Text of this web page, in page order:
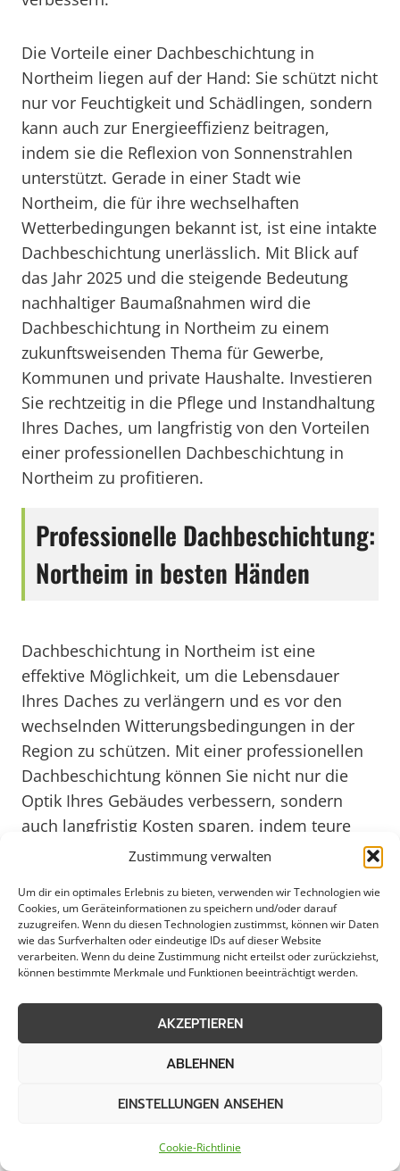
Zustimmung verwalten
Um dir ein optimales Erlebnis zu bieten, verwenden wir Technologien wie
Cookies, um Geräteinformationen zu speichern und/oder darauf
zuzugreifen. Wenn du diesen Technologien zustimmst, können wir Daten
wie das Surfverhalten oder eindeutige IDs auf dieser Website
verarbeiten. Wenn du deine Zustimmung nicht erteilst oder zurückziehst,
können bestimmte Merkmale und Funktionen beeinträchtigt werden.
AKZEPTIEREN
ABLEHNEN
EINSTELLUNGEN ANSEHEN
Cookie-Richtlinie
Die Vorteile einer Dachbeschichtung in
Northeim liegen auf der Hand: Sie schützt nicht
nur vor Feuchtigkeit und Schädlingen, sondern
kann auch zur Energieeffizienz beitragen,
indem sie die Reflexion von Sonnenstrahlen
unterstützt. Gerade in einer Stadt wie
Northeim, die für ihre wechselhaften
Wetterbedingungen bekannt ist, ist eine intakte
Dachbeschichtung unerlässlich. Mit Blick auf
das Jahr 2025 und die steigende Bedeutung
nachhaltiger Baumaßnahmen wird die
Dachbeschichtung in Northeim zu einem
zukunftsweisenden Thema für Gewerbe,
Kommunen und private Haushalte. Investieren
Sie rechtzeitig in die Pflege und Instandhaltung
Ihres Daches, um langfristig von den Vorteilen
einer professionellen Dachbeschichtung in
Northeim zu profitieren.
Professionelle Dachbeschichtung:
Northeim in besten Händen
Dachbeschichtung in Northeim ist eine
effektive Möglichkeit, um die Lebensdauer
Ihres Daches zu verlängern und es vor den
wechselnden Witterungsbedingungen in der
Region zu schützen. Mit einer professionellen
Dachbeschichtung können Sie nicht nur die
Optik Ihres Gebäudes verbessern, sondern
auch langfristig Kosten sparen, indem teure
Reparaturen vermieden werden. In Northeim,
einer charmanten Stadt mit historischem Flair,
ist es besonders wichtig, die Bausubstanz zu
erhalten und den Werterhalt von Immobilien
zu fördern.
Die Dachbeschichtung in Northeim wird von
erfahrenen Fachleuten durchgeführt, die sich
mit den spezifischen Anforderungen der
hochwertiger Materialien und moderner
optimal geschützt ist und seine Funktionalität